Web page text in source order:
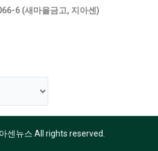
6 (새마을금고, 지아센)
센뉴스 All rights reserved.